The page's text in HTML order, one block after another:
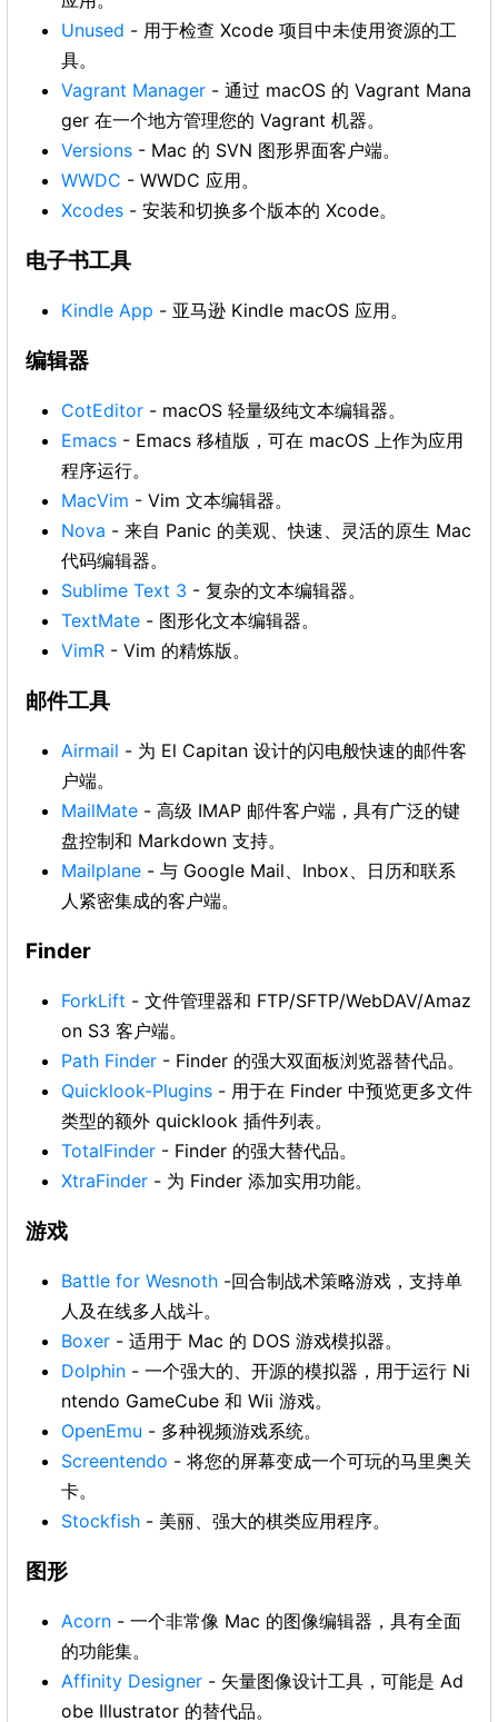
Unused - 用于检查 Xcode 项目中未使用资源的工
具。
Vagrant Manager - 通过 macOS 的 Vagrant Mana
ger 在一个地方管理您的 Vagrant 机器。
Versions - Mac 的 SVN 图形界面客户端。
WWDC - WWDC 应用。
Xcodes - 安装和切换多个版本的 Xcode。
电子书工具
Kindle App - 亚马逊 Kindle macOS 应用。
编辑器
CotEditor - macOS 轻量级纯文本编辑器。
Emacs - Emacs 移植版，可在 macOS 上作为应用
程序运行。
MacVim - Vim 文本编辑器。
Nova - 来自 Panic 的美观、快速、灵活的原生 Mac
代码编辑器。
Sublime Text 3 - 复杂的文本编辑器。
TextMate - 图形化文本编辑器。
VimR - Vim 的精炼版。
邮件工具
Airmail - 为 El Capitan 设计的闪电般快速的邮件客
户端。
MailMate - 高级 IMAP 邮件客户端，具有广泛的键
盘控制和 Markdown 支持。
Mailplane - 与 Google Mail、Inbox、日历和联系
人紧密集成的客户端。
Finder
ForkLift - 文件管理器和 FTP/SFTP/WebDAV/Amaz
on S3 客户端。
Path Finder - Finder 的强大双面板浏览器替代品。
Quicklook-Plugins - 用于在 Finder 中预览更多文件
类型的额外 quicklook 插件列表。
TotalFinder - Finder 的强大替代品。
XtraFinder - 为 Finder 添加实用功能。
游戏
Battle for Wesnoth -回合制战术策略游戏，支持单
人及在线多人战斗。
Boxer - 适用于 Mac 的 DOS 游戏模拟器。
Dolphin - 一个强大的、开源的模拟器，用于运行 Ni
ntendo GameCube 和 Wii 游戏。
OpenEmu - 多种视频游戏系统。
Screentendo - 将您的屏幕变成一个可玩的马里奥关
卡。
Stockfish - 美丽、强大的棋类应用程序。
图形
Acorn - 一个非常像 Mac 的图像编辑器，具有全面
的功能集。
Affinity Designer - 矢量图像设计工具，可能是 Ad
obe Illustrator 的替代品。